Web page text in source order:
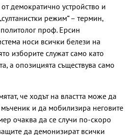
демократично устройство и
режим“ – термин,
проф. Ерсин
носи всички белези на
изборите служат само като
а опозицията съществува само
че ходът на властта може да
и да мобилизира неговите
очаква да се случи по-скоро
да демонизират всички